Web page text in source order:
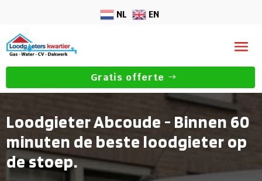
NL EN
Gratis offerte
Loodgieter Abcoude - Binnen 60
minuten de beste loodgieter op
de stoep.